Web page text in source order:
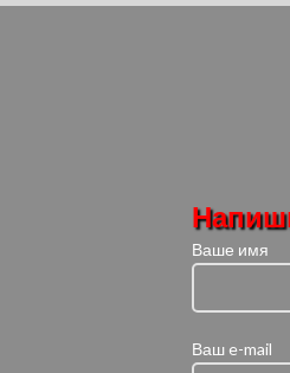
Ваше имя
Ваш e-mail